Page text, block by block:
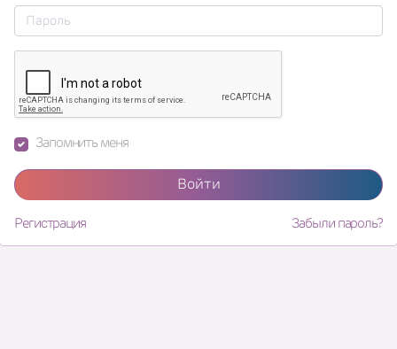
Запомнить меня
Войти
Регистрация Забыли пароль?